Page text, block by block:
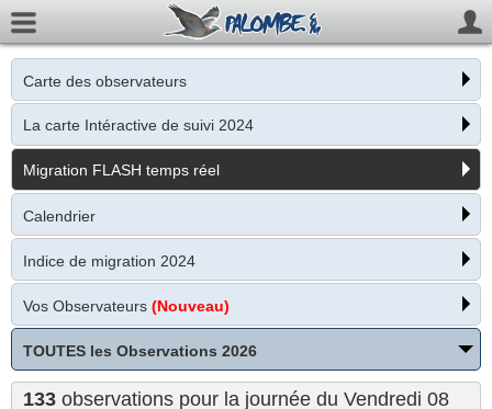
Carte des observateurs
La carte Intéractive de suivi 2024
Migration FLASH temps réel
Calendrier
Indice de migration 2024
Vos Observateurs (Nouveau)
TOUTES les Observations 2026
133 observations pour la journée du Vendredi 08